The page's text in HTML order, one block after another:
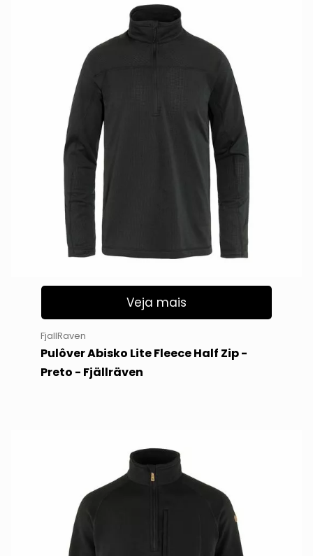
Veja mais
FjallRaven
Pulôver Abisko Lite Fleece Half Zip -
Preto - Fjällräven